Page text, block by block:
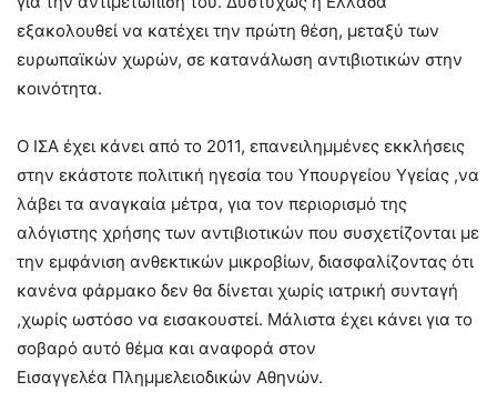
εξακολουθεί να κατέχει την πρώτη θέση, μεταξύ των
ευρωπαϊκών χωρών, σε κατανάλωση αντιβιοτικών στην
κοινότητα.
O ΙΣΑ έχει κάνει από το 2011, επανειλημμένες εκκλήσεις
στην εκάστοτε πολιτική ηγεσία του Υπουργείου Υγείας ,να
λάβει τα αναγκαία μέτρα, για τον περιορισμό της
αλόγιστης χρήσης των αντιβιοτικών που συσχετίζονται με
την εμφάνιση ανθεκτικών μικροβίων, διασφαλίζοντας ότι
κανένα φάρμακο δεν θα δίνεται χωρίς ιατρική συνταγή
,χωρίς ωστόσο να εισακουστεί. Μάλιστα έχει κάνει για το
σοβαρό αυτό θέμα και αναφορά στον
Εισαγγελέα Πλημμελειοδικών Αθηνών.